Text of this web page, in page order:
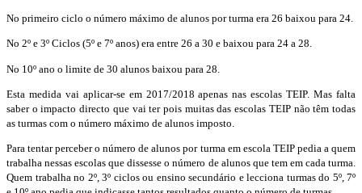
No primeiro ciclo o número máximo de alunos por turma era 26 baixou para 24.
No 2º e 3º Ciclos (5º e 7º anos) era entre 26 a 30 e baixou para 24 a 28.
No 10º ano o limite de 30 alunos baixou para 28.
Esta medida vai aplicar-se em 2017/2018 apenas nas escolas TEIP. Mas falta
saber o impacto directo que vai ter pois muitas das escolas TEIP não têm todas
as turmas com o número máximo de alunos imposto.
Para tentar perceber o número de alunos por turma em escola TEIP pedia a quem
trabalha nessas escolas que dissesse o número de alunos que tem em cada turma.
Quem trabalha no 2º, 3º ciclos ou ensino secundário e lecciona turmas do 5º, 7º